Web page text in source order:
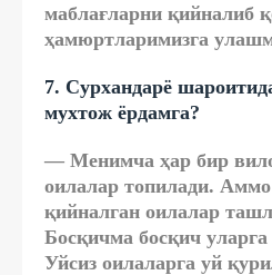
маблағларни қийналиб
ҳамюртларимизга
7. Сурхандарё
мухтож ёрдамга?
— Менимча ҳар бир
оилалар топилади.
қийналган оилалар
Босқичма босқич
Уйсиз оилаларга уй